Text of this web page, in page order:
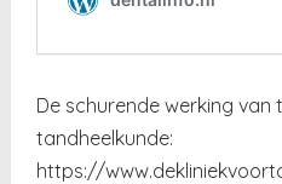
De schurende werking
tandheelkunde:
https://